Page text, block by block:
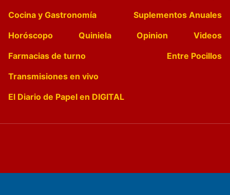
Cocina y Gastronomía
Suplementos Anuales
Horóscopo
Quiniela Opinion
Videos
Farmacias de turno
Entre Pocillos
Transmisiones en vivo
El Diario de Papel en DIGITAL